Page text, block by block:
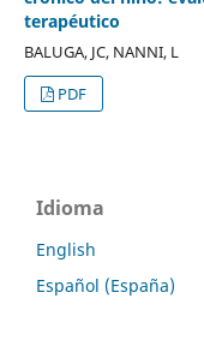
terapéutico
BALUGA, JC, NANNI, L
PDF
Idioma
English
Español (España)